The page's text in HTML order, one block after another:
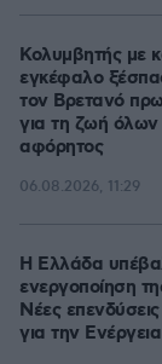
Κολυμβητής με
εγκέφαλο
τον Βρετανό
για τη ζωή όλων
αφόρητος
06.08.2026, 11:29
Η Ελλάδα
ενεργοποίηση
Νέες
για την Ενέργεια